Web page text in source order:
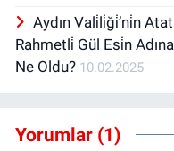
Aydın Vali̇li̇ği̇’ni̇n
Rahmetli̇ Gül Esi̇n
Ne Oldu? 10.02.2025
Yorumlar (1)